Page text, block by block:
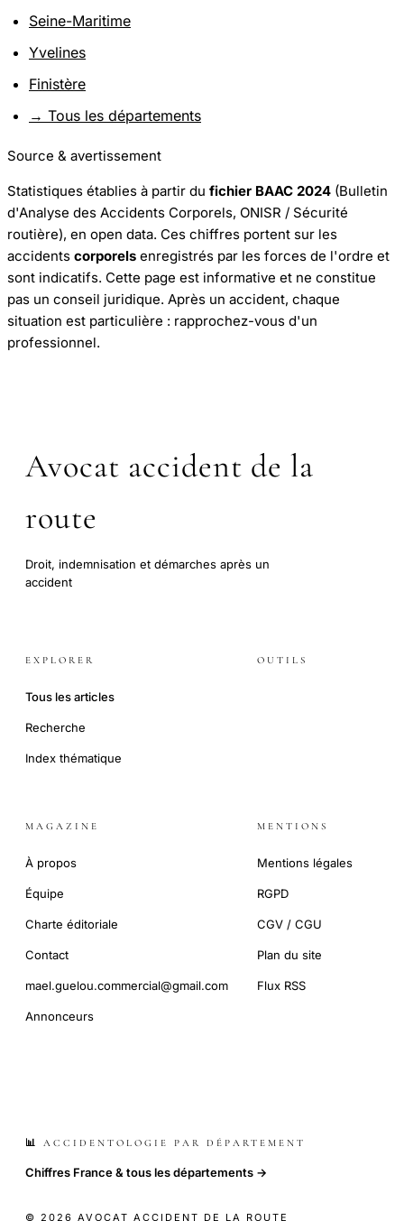
Seine-Maritime
Yvelines
Finistère
→ Tous les départements
Source & avertissement
Statistiques établies à partir du fichier BAAC 2024 (Bulletin
d'Analyse des Accidents Corporels, ONISR / Sécurité
routière), en open data. Ces chiffres portent sur les
accidents corporels enregistrés par les forces de l'ordre et
sont indicatifs. Cette page est informative et ne constitue
pas un conseil juridique. Après un accident, chaque
situation est particulière : rapprochez-vous d'un
professionnel.
Avocat accident de la
route
Droit, indemnisation et démarches après un
accident
EXPLORER
Tous les articles
Recherche
Index thématique
OUTILS
MAGAZINE
À propos
Équipe
Charte éditoriale
Contact
mael.guelou.commercial@gmail.com
Annonceurs
MENTIONS
Mentions légales
RGPD
CGV / CGU
Plan du site
Flux RSS
📊 ACCIDENTOLOGIE PAR DÉPARTEMENT
Chiffres France & tous les départements →
© 2026 AVOCAT ACCIDENT DE LA ROUTE